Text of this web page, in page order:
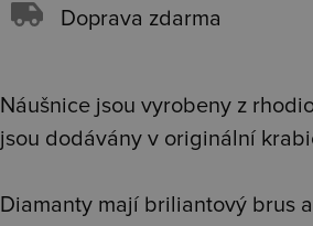
Doprava zdarma
Náušnice jsou vyrobeny z
jsou dodávány v originální
Diamanty mají briliantový brus